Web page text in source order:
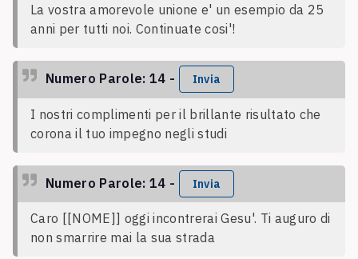
La vostra amorevole unione e' un esempio da 25
anni per tutti noi. Continuate cosi'!
Numero Parole: 14 - Invia
I nostri complimenti per il brillante risultato che
corona il tuo impegno negli studi
Numero Parole: 14 - Invia
Caro [[NOME]] oggi incontrerai Gesu'. Ti auguro di
non smarrire mai la sua strada